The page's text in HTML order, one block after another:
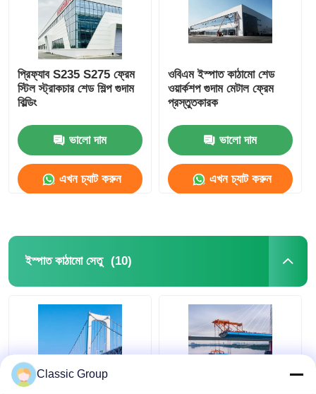
প্রিফ্যাব S235 S275 ফ্রেম
স্টিল স্ট্রাকচার শেড শিল্প গুদাম
বিল্ডিং
ভালো দাম
এখন চ্যাট করুন
ওবিএম ইস্পাত কাঠামো শেড
ওয়ার্কশপ গুদাম মেটাল ফ্রেম
প্রস্তুতকারক
ভালো দাম
এখন চ্যাট করুন
ইস্পাত কাঠামো সেতু (10)
Classic Group